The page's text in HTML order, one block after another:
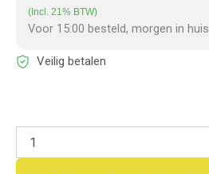
(Incl. 21% BTW)
Voor 15:00 besteld, morgen in huis
Veilig betalen
Kaartspel
999